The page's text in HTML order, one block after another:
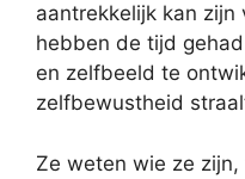
aantrekkelijk kan zijn
hebben de tijd
en zelfbeeld te
zelfbewustheid
Ze weten wie ze